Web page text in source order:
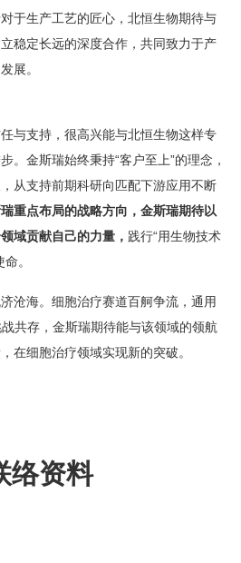
于生产工艺的匠心，北恒生物期待与
稳定长远的深度合作，共同致力于产
展。
与支持，很高兴能与北恒生物这样专
。金斯瑞始终秉持“客户至上”的理念，
从支持前期科研向匹配下游应用不断
重点布局的战略方向，金斯瑞期待以
域贡献自己的力量， 践行“用生物技术
。
沧海。细胞治疗赛道百舸争流，通用
共存，金斯瑞期待能与该领域的领航
在细胞治疗领域实现新的突破。
络资料